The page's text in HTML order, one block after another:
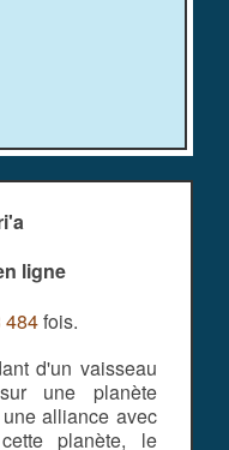
ligne
484fois.
d'un vaisseau
une planète
alliance avec
planète, le